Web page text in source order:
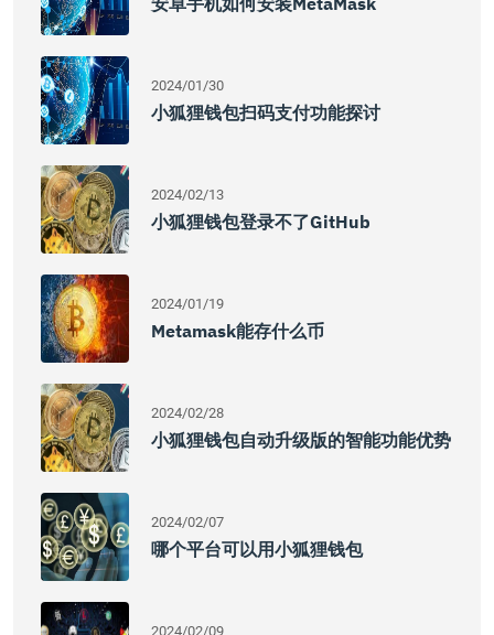
2024/01/30
小狐狸钱包扫码支付功能探讨
2024/02/13
小狐狸钱包登录不了GitHub
2024/01/19
Metamask能存什么币
2024/02/28
小狐狸钱包自动升级版的智能功能优势
2024/02/07
哪个平台可以用小狐狸钱包
2024/02/09